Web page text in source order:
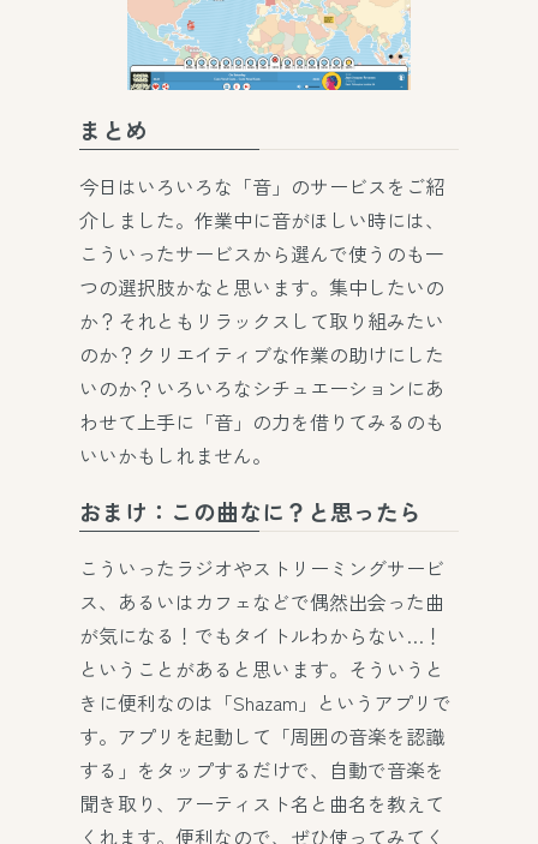
まとめ
今日はいろいろな「音」のサービスをご紹
介しました。作業中に音がほしい時には、
こういったサービスから選んで使うのも一
つの選択肢かなと思います。集中したいの
か？それともリラックスして取り組みたい
のか？クリエイティブな作業の助けにした
いのか？いろいろなシチュエーションにあ
わせて上手に「音」の力を借りてみるのも
いいかもしれません。
おまけ：この曲なに？と思ったら
こういったラジオやストリーミングサービ
ス、あるいはカフェなどで偶然出会った曲
が気になる！でもタイトルわからない…！
ということがあると思います。そういうと
きに便利なのは「Shazam」というアプリで
す。アプリを起動して「周囲の音楽を認識
する」をタップするだけで、自動で音楽を
聞き取り、アーティスト名と曲名を教えて
くれます。便利なので、ぜひ使ってみてく